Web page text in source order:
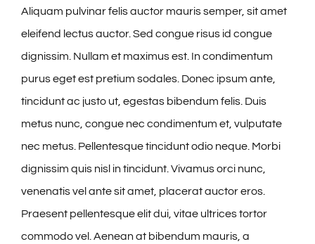
Aliquam pulvinar felis auctor mauris semper, sit amet
eleifend lectus auctor. Sed congue risus id congue
dignissim. Nullam et maximus est. In condimentum
purus eget est pretium sodales. Donec ipsum ante,
tincidunt ac justo ut, egestas bibendum felis. Duis
metus nunc, congue nec condimentum et, vulputate
nec metus. Pellentesque tincidunt odio neque. Morbi
dignissim quis nisl in tincidunt. Vivamus orci nunc,
venenatis vel ante sit amet, placerat auctor eros.
Praesent pellentesque elit dui, vitae ultrices tortor
commodo vel. Aenean at bibendum mauris, a